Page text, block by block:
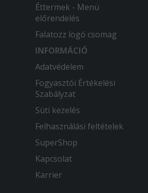
Éttermek - Menü
előrendelés
Falatozz logó csomag
INFORMÁCIÓ
Adatvédelem
Fogyasztói Értékelési
Szabályzat
Süti kezelés
Felhasználási feltételek
SuperShop
Kapcsolat
Karrier